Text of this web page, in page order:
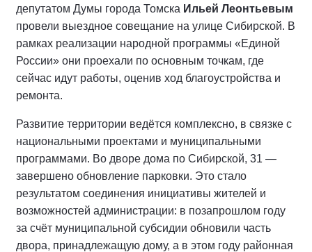
депутатом Думы города Томска Ильей Леонтьевым
провели выездное совещание на улице Сибирской. В
рамках реализации народной программы «Единой
России» они проехали по основным точкам, где
сейчас идут работы, оценив ход благоустройства и
ремонта.
Развитие территории ведётся комплексно, в связке с
национальными проектами и муниципальными
программами. Во дворе дома по Сибирской, 31 —
завершено обновление парковки. Это стало
результатом соединения инициативы жителей и
возможностей администрации: в позапрошлом году
за счёт муниципальной субсидии обновили часть
двора, принадлежащую дому, а в этом году районная